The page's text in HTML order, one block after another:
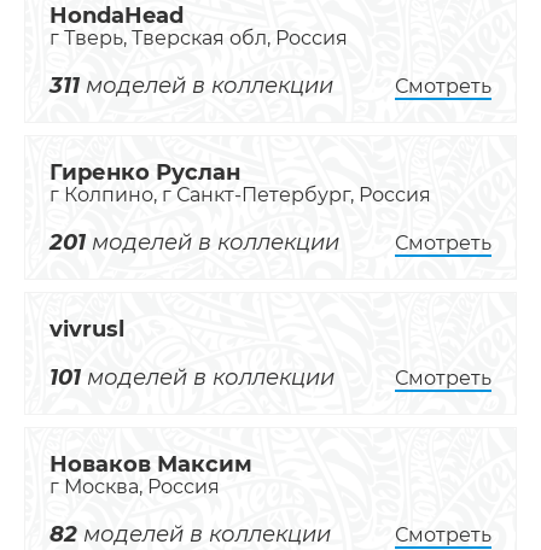
HondaHead
г Тверь, Тверская обл, Россия
311 моделей в коллекции Смотреть
Гиренко Руслан
г Колпино, г Санкт-Петербург, Россия
201 моделей в коллекции Смотреть
vivrusl
101 моделей в коллекции Смотреть
Новаков Максим
г Москва, Россия
82 моделей в коллекции Смотреть